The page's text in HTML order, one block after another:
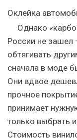
Оклейка
Однако
России не зашел
обтягивать
сначала в моде
Они вдвое
прочное
принимает
только выбрать
Стоимость